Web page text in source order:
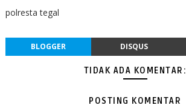
polresta tegal
BLOGGER DISQUS
TIDAK ADA KOMENTAR:
POSTING KOMENTAR